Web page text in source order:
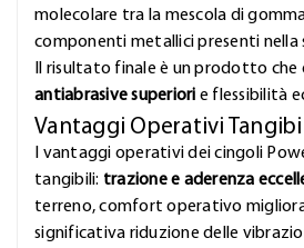
molecolare tra la mescola di
componenti metallici presenti
Il risultato finale è un prodotto
antiabrasive superiori e flessibilità
Vantaggi Operativi
I vantaggi operativi dei cingoli
tangibili: trazione e aderenza
terreno, comfort operativo
significativa riduzione delle